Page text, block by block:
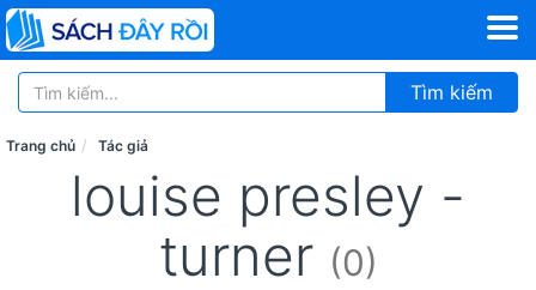
Tìm kiếm
Trang chủ Tác giả
louise presley -
turner (0)